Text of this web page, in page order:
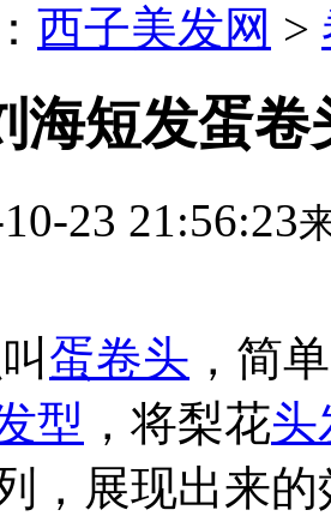
西子美发网 >
海短发蛋卷
23 21:56:23
蛋卷头 ，简
型 ，将梨花头
，展现出来